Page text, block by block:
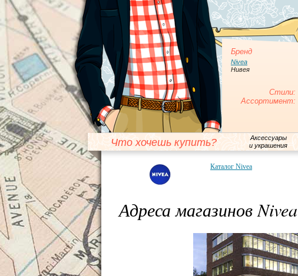
Бренд
Nivea
Нивея
Стили:
Ассортимент:
Что хочешь купить?
Аксессуары
и украшения
Каталог Nivea
Адреса магазинов Nivea